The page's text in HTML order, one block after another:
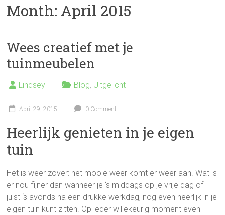
Month: April 2015
Wees creatief met je
tuinmeubelen
Lindsey Blog, Uitgelicht
April 29, 2015 0 Comment
Heerlijk genieten in je eigen
tuin
Het is weer zover: het mooie weer komt er weer aan. Wat is
er nou fijner dan wanneer je ‘s middags op je vrije dag of
juist ‘s avonds na een drukke werkdag, nog even heerlijk in je
eigen tuin kunt zitten. Op ieder willekeurig moment even